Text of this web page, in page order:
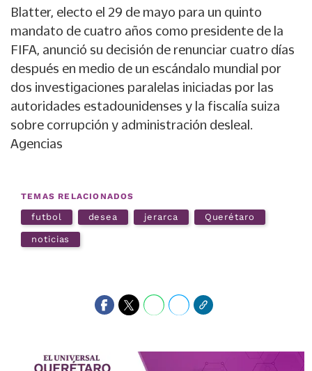
Blatter, electo el 29 de mayo para un quinto
mandato de cuatro años como presidente de la
FIFA, anunció su decisión de renunciar cuatro días
después en medio de un escándalo mundial por
dos investigaciones paralelas iniciadas por las
autoridades estadounidenses y la fiscalía suiza
sobre corrupción y administración desleal.
Agencias
TEMAS RELACIONADOS
futbol desea jerarca Querétaro
noticias